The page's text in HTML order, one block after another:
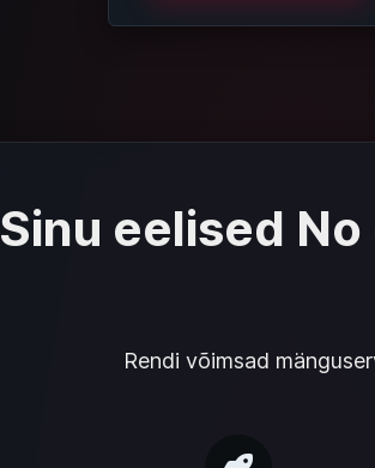
Sinu eelised
Rendi võimsad